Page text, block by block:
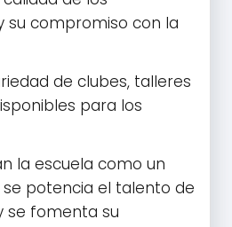
su compromiso con la
de clubes, talleres
para los
la escuela como un
potencia el talento de
se fomenta su